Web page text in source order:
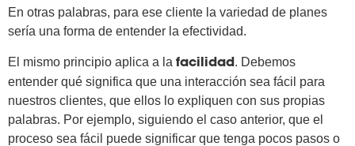
En otras palabras, para ese cliente la variedad de planes
sería una forma de entender la efectividad.
El mismo principio aplica a la facilidad . Debemos
entender qué significa que una interacción sea fácil para
nuestros clientes, que ellos lo expliquen con sus propias
palabras. Por ejemplo, siguiendo el caso anterior, que el
proceso sea fácil puede significar que tenga pocos pasos o